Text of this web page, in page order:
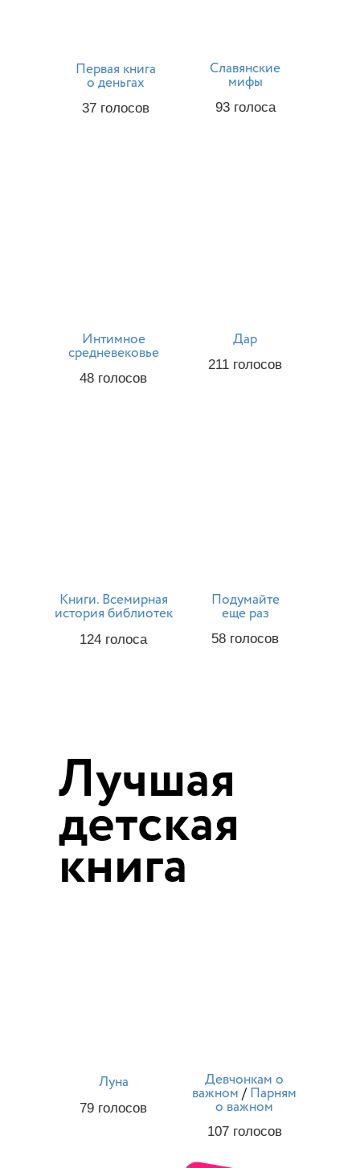
37 голосов
Первая книга
о деньгах
93 голоса
Славянские
мифы
48 голосов
Интимное
средневековье
211 голосов
Дар
58 голосов
Подумайте
еще раз
124 голоса
Книги. Всемирная
история библиотек
Лучшая
детская
книга
79 голосов
Луна
107 голосов
Девчонкам о
важном/ Парням
о важном